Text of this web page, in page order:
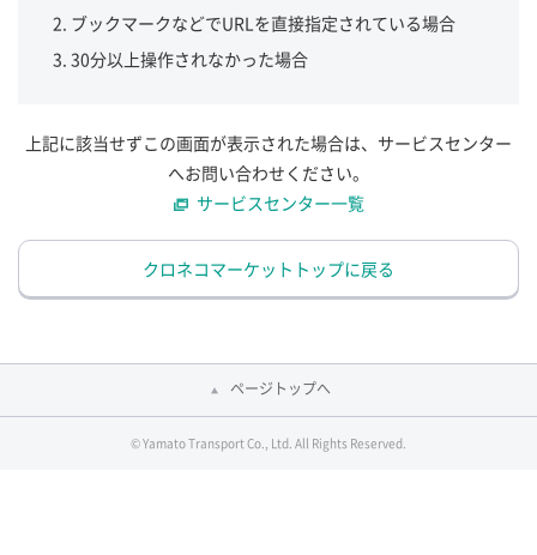
ブックマークなどでURLを直接指定されている場合
30分以上操作されなかった場合
上記に該当せずこの画面が表示された場合は、サービスセンター
へお問い合わせください。
サービスセンター一覧
クロネコマーケットトップに戻る
ページトップへ
© Yamato Transport Co., Ltd. All Rights Reserved.